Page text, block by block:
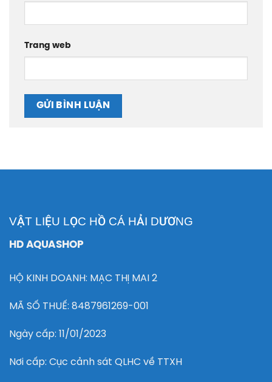
Trang web
VẬT LIỆU LỌC HỒ CÁ HẢI DƯƠNG
HD AQUASHOP
HỘ KINH DOANH: MẠC THỊ MAI 2
MÃ SỐ THUẾ: 8487961269-001
Ngày cấp: 11/01/2023
Nơi cấp: Cục cảnh sát QLHC về TTXH